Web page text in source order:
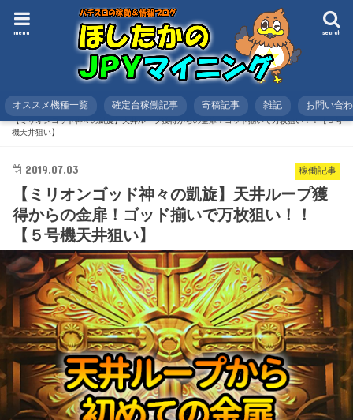
search
menu
オススメ機種一覧 確定台稼働記事 寄稿記事 雑記 お問い合
HOME スロット
稼働記事
【ミリオンゴッド神々の凱旋】天井ループ獲得からの金扉！ゴッド揃いで万枚狙い！！【５号
機天井狙い】
稼働記事
2019.07.03
【ミリオンゴッド神々の凱旋】天井ループ獲
得からの金扉！ゴッド揃いで万枚狙い！！
【５号機天井狙い】